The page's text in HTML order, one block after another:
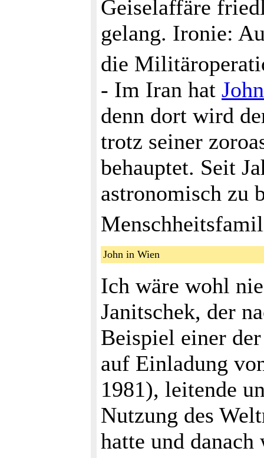
Geiselaffäre
gelang. Ironie:
die
- Im Iran hat
denn dort wird
trotz seiner
behauptet. Seit
astronomisch zu
John in Wien
Ich wäre wohl
Janitschek, der
Beispiel einer
auf Einladung
1981), leitende
Nutzung des
hatte und